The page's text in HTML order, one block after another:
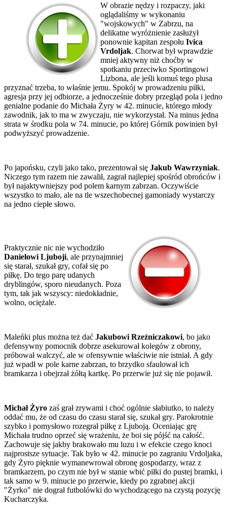
W obrazie nędzy i rozpaczy, jaki
oglądaliśmy w wykonaniu
"wojskowych" w Zabrzu, na
delikatne wyróżnienie zasłużył
ponownie kapitan zespołu Ivica
Vrdoljak. Chorwat był wprawdzie
mniej aktywny niż choćby w
spotkaniu przeciwko Sportingowi
Lizbona, ale jeśli komuś tego plusa
przyznać trzeba, to właśnie jemu. Spokój w prowadzeniu piłki,
agresja przy jej odbiorze, a jednocześnie dobry przegląd pola i jedno
genialne podanie do Michała Żyry w 42. minucie, którego młody
zawodnik, jak to ma w zwyczaju, nie wykorzystał. Na minus jedna
strata w środku pola w 74. minucie, po której Górnik powinien był
podwyższyć prowadzenie.
Po japońsku, czyli jako tako, prezentował się Jakub Wawrzyniak.
Niczego tym razem nie zawalił, zagrał najlepiej spośród obrońców i
był najaktywniejszy pod polem karnym zabrzan. Oczywiście
wszystko to mało, ale na tle wszechobecnej gamoniady wystarczy
na jedno ciepłe słowo.
Praktycznie nic nie wychodziło
Danielowi Ljuboji, ale przynajmniej
się starał, szukał gry, cofał się po
piłkę. Do tego parę udanych
dryblingów, sporo nieudanych. Poza
tym, tak jak wszyscy: niedokładnie,
wolno, ociężale.
Maleńki plus można też dać Jakubowi Rzeźniczakowi, bo jako
defensywny pomocnik dobrze asekurował kolegów z obrony,
próbował walczyć, ale w ofensywnie właściwie nie istniał. A gdy
już wpadł w pole karne zabrzan, to brzydko sfaulował ich
bramkarza i obejrzał żółtą kartkę. Po przerwie już się nie pojawił.
Michał Żyro zaś grał zrywami i choć ogólnie słabiutko, to należy
oddać mu, że od czasu do czasu starał się, szukał gry. Parokrotnie
szybko i pomysłowo rozegrał piłkę z Ljuboją. Oceniając grę
Michała trudno oprzeć się wrażeniu, że boi się pójść na całość.
Zachowuje się jakby brakowało mu luzu i w efekcie czego knoci
najprostsze sytuacje. Tak było w 42. minucie po zagraniu Vrdoljaka,
gdy Żyro pięknie wymanewrował obronę gospodarzy, wraz z
bramkarzem, po czym nie był w stanie wbić piłki do pustej bramki, i
tak samo w 9. minucie po przerwie, kiedy po zgrabnej akcji
"Żyrko" nie dograł futbolówki do wychodzącego na czystą pozycję
Kucharczyka.